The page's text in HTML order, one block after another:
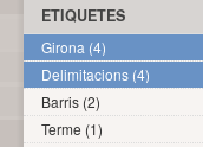
ETIQUETES
Girona (4)
Delimitacions (4)
Barris (2)
Terme (1)